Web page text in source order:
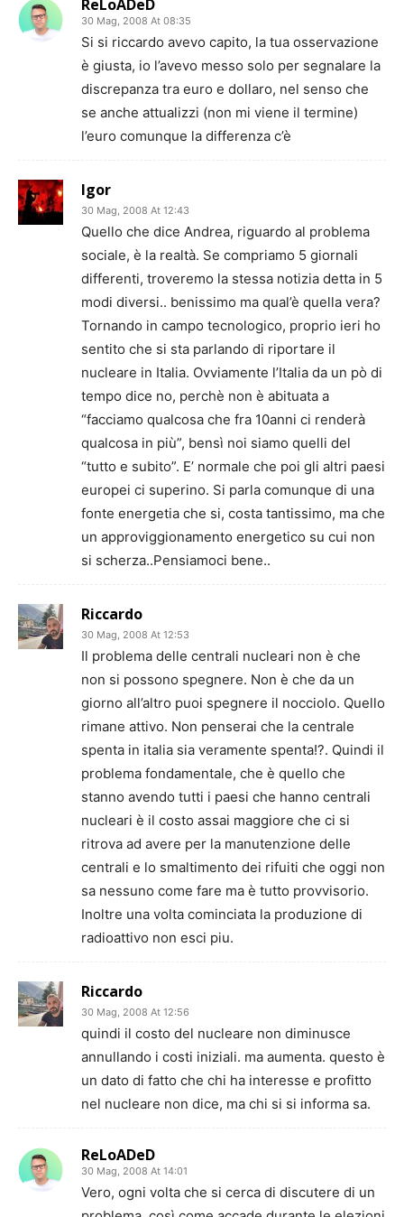
ReLoADeD
30 Mag, 2008 At 08:35
Si si riccardo avevo capito, la tua osservazione
è giusta, io l’avevo messo solo per segnalare la
discrepanza tra euro e dollaro, nel senso che
se anche attualizzi (non mi viene il termine)
l’euro comunque la differenza c’è
Igor
30 Mag, 2008 At 12:43
Quello che dice Andrea, riguardo al problema
sociale, è la realtà. Se compriamo 5 giornali
differenti, troveremo la stessa notizia detta in 5
modi diversi.. benissimo ma qual’è quella vera?
Tornando in campo tecnologico, proprio ieri ho
sentito che si sta parlando di riportare il
nucleare in Italia. Ovviamente l’Italia da un pò di
tempo dice no, perchè non è abituata a
“facciamo qualcosa che fra 10anni ci renderà
qualcosa in più”, bensì noi siamo quelli del
“tutto e subito”. E’ normale che poi gli altri paesi
europei ci superino. Si parla comunque di una
fonte energetia che si, costa tantissimo, ma che
un approviggionamento energetico su cui non
si scherza..Pensiamoci bene..
Riccardo
30 Mag, 2008 At 12:53
Il problema delle centrali nucleari non è che
non si possono spegnere. Non è che da un
giorno all’altro puoi spegnere il nocciolo. Quello
rimane attivo. Non penserai che la centrale
spenta in italia sia veramente spenta!?. Quindi il
problema fondamentale, che è quello che
stanno avendo tutti i paesi che hanno centrali
nucleari è il costo assai maggiore che ci si
ritrova ad avere per la manutenzione delle
centrali e lo smaltimento dei rifuiti che oggi non
sa nessuno come fare ma è tutto provvisorio.
Inoltre una volta cominciata la produzione di
radioattivo non esci piu.
Riccardo
30 Mag, 2008 At 12:56
quindi il costo del nucleare non diminusce
annullando i costi iniziali. ma aumenta. questo è
un dato di fatto che chi ha interesse e profitto
nel nucleare non dice, ma chi si si informa sa.
ReLoADeD
30 Mag, 2008 At 14:01
Vero, ogni volta che si cerca di discutere di un